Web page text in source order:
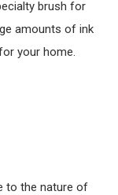
brush for
amounts of ink
your home.
to the nature of